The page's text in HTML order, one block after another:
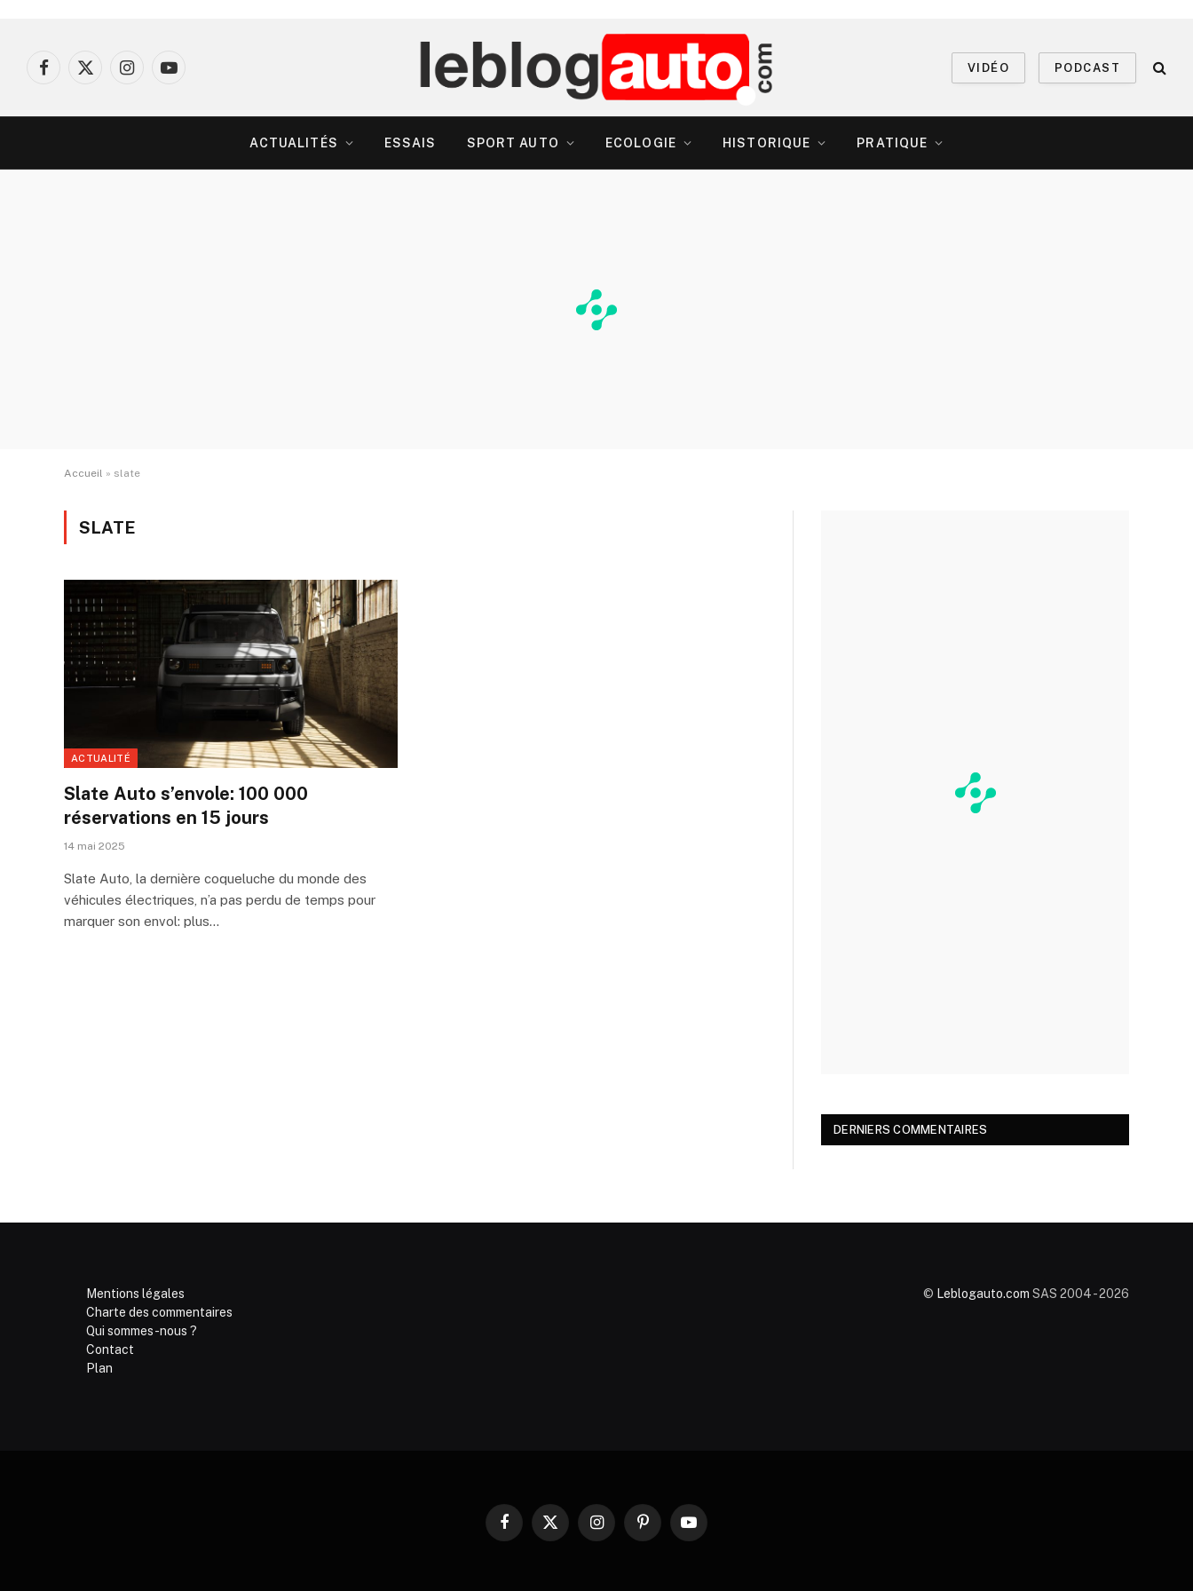
Facebook
X
InstagramYouTube
VIDÉO PODCAST
ACTUALITÉS ESSAIS SPORT AUTO ECOLOGIE HISTORIQUE PRATIQUE
Accueil » slate
SLATE
ACTUALITÉ
Slate Auto s’envole: 100 000
réservations en 15 jours
14 mai 2025
Slate Auto, la dernière coqueluche du monde des
véhicules électriques, n’a pas perdu de temps pour
marquer son envol: plus…
DERNIERS COMMENTAIRES
Mentions légales
Charte des commentaires
Qui sommes-nous ?
Contact
Plan
© Leblogauto.com SAS 2004 - 2026
Facebook
X
InstagramPinterestYouTube